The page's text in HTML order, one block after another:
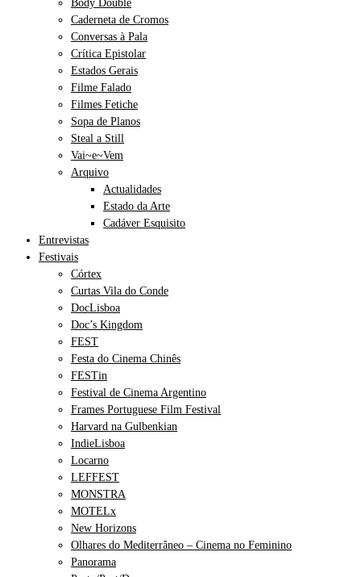
Body Double
Caderneta de Cromos
Conversas à Pala
Crítica Epistolar
Estados Gerais
Filme Falado
Filmes Fetiche
Sopa de Planos
Steal a Still
Vai~e~Vem
Arquivo
Actualidades
Estado da Arte
Cadáver Esquisito
Entrevistas
Festivais
Córtex
Curtas Vila do Conde
DocLisboa
Doc’s Kingdom
FEST
Festa do Cinema Chinês
FESTin
Festival de Cinema Argentino
Frames Portuguese Film Festival
Harvard na Gulbenkian
IndieLisboa
Locarno
LEFFEST
MONSTRA
MOTELx
New Horizons
Olhares do Mediterrâneo – Cinema no Feminino
Panorama